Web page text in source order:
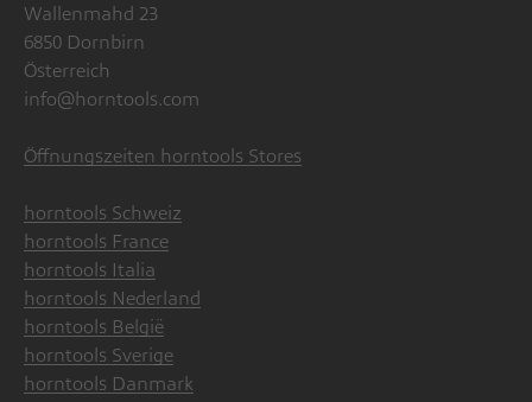
Wallenmahd 23
6850 Dornbirn
Österreich
info@horntools.com
Öffnungszeiten horntools Stores
horntools Schweiz
horntools France
horntools Italia
horntools Nederland
horntools België
horntools Sverige
horntools Danmark